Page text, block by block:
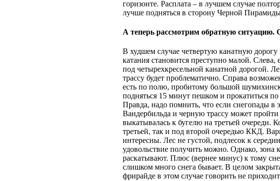
горизонте. Расплата – в лучшем случае
лучше подняться в сторону Черной
А теперь рассмотрим обратную ситуацию.
В худшем случае четвертую канатную
катания становится преступно малой. Слева,
под четырехкресельной канатной дорогой.
трассу будет проблематично. Справа
есть по полю, пробитому большой
подняться 15 минут пешком и прокатиться
Правда, надо помнить, что если снегопады в
Вандербильда и черную трассу может
выкатывалась к бугелю на третьей очереди.
третьей, так и под второй очередью ККД.
интересны. Лес не густой, подлесок к
удовольствие получить можно. Однако, зона
раскатывают. Плюс (вернее минус) к тому
слишком много снега бывает. В целом
фрирайде в этом случае говорить не